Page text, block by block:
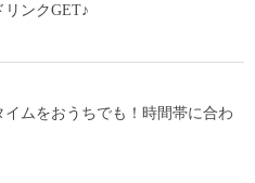
ンクGET♪
イムをおうちでも！時間帯に合わ